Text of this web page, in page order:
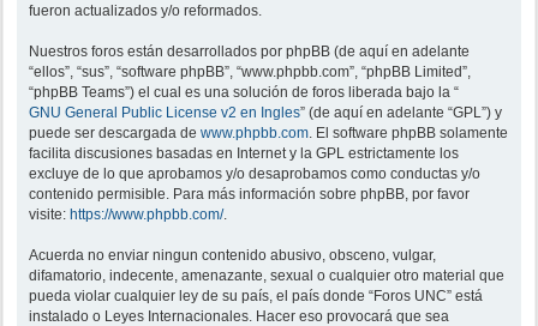
fueron actualizados y/o reformados.
Nuestros foros están desarrollados por phpBB (de aquí en adelante
“ellos”, “sus”, “software phpBB”, “www.phpbb.com”, “phpBB Limited”,
“phpBB Teams”) el cual es una solución de foros liberada bajo la “
GNU General Public License v2 en Ingles” (de aquí en adelante “GPL”) y
puede ser descargada de www.phpbb.com. El software phpBB solamente
facilita discusiones basadas en Internet y la GPL estrictamente los
excluye de lo que aprobamos y/o desaprobamos como conductas y/o
contenido permisible. Para más información sobre phpBB, por favor
visite: https://www.phpbb.com/.
Acuerda no enviar ningun contenido abusivo, obsceno, vulgar,
difamatorio, indecente, amenazante, sexual o cualquier otro material que
pueda violar cualquier ley de su país, el país donde “Foros UNC” está
instalado o Leyes Internacionales. Hacer eso provocará que sea